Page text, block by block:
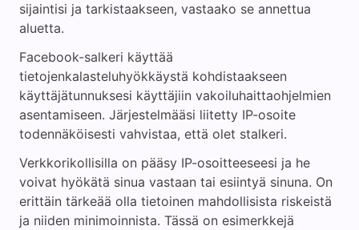
sijaintisi ja tarkistaakseen, vastaako se annettua
aluetta.
Facebook-salkeri käyttää
tietojenkalasteluhyökkäystä kohdistaakseen
käyttäjätunnuksesi käyttäjiin vakoiluhaittaohjelmien
asentamiseen. Järjestelmääsi liitetty IP-osoite
todennäköisesti vahvistaa, että olet stalkeri.
Verkkorikollisilla on pääsy IP-osoitteeseesi ja he
voivat hyökätä sinua vastaan tai esiintyä sinuna. On
erittäin tärkeää olla tietoinen mahdollisista riskeistä
ja niiden minimoinnista. Tässä on esimerkkejä